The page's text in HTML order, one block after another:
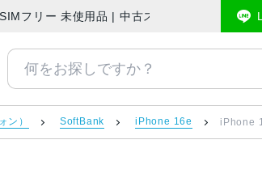
フリー 未使用品 | 中古スマホ販売のアメモ
ン） SoftBank iPhone 16e iPhone